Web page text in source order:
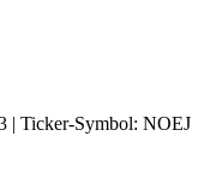
| Ticker-Symbol: NOEJ